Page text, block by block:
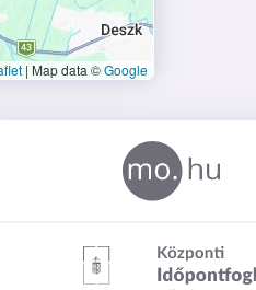
| Map data ©Google